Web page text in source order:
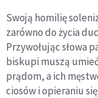
Swoją homilię
zarówno do życia
Przywołując słowa
biskupi muszą
prądom, a ich
ciosów i opieraniu